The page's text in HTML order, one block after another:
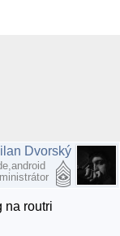
Dvorský
na routri